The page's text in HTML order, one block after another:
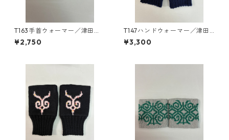
T163手首ウォーマー／津田命
子デザインアイヌ文様編み込
み手首ウォーマー
¥2,750
T147ハンドウォーマー／津田
命子デザインアイヌ文様編み
込みハンドウォーマー
¥3,300